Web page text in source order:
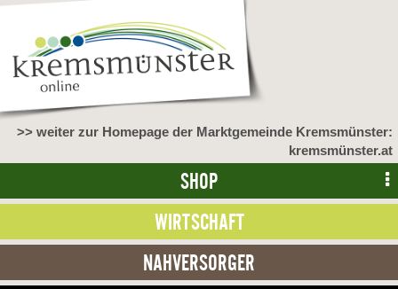
>> weiter zur Homepage der Marktgemeinde Kremsmünster:
kremsmünster.at
SHOP
WIRTSCHAFT
NAHVERSORGER